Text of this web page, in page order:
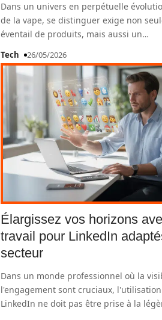
Dans un univers en perpétuelle
de la vape, se distinguer exige non
éventail de produits, mais aussi un…
Tech 26/05/2026
Élargissez vos horizons
travail pour LinkedIn
secteur
Dans un monde professionnel où la
l'engagement sont cruciaux,
LinkedIn ne doit pas être prise à la